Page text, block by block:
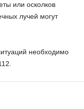
или осколков
лучей могут
необходимо